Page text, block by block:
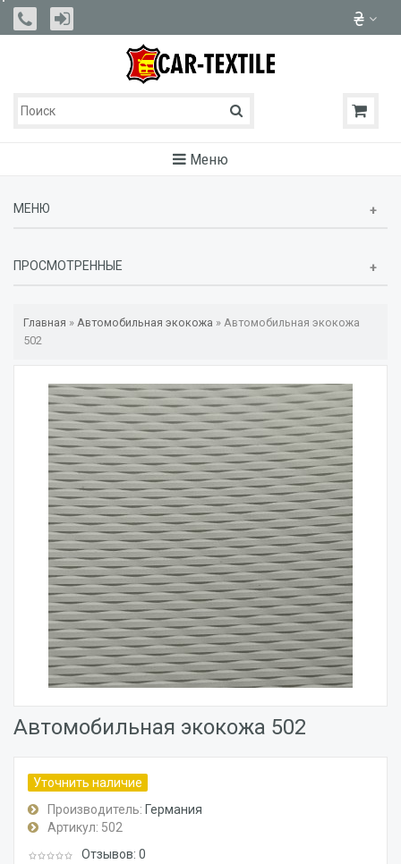
Меню
МЕНЮ
ПРОСМОТРЕННЫЕ
Главная » Автомобильная экокожа » Автомобильная экокожа
502
Автомобильная экокожа 502
Уточнить наличие
Производитель: Германия
Артикул: 502
Отзывов: 0